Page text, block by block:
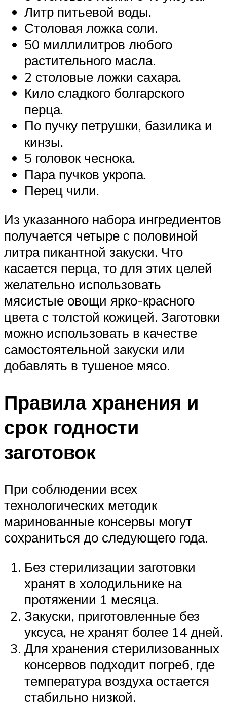
Литр питьевой воды.
Столовая ложка соли.
50 миллилитров любого
растительного масла.
2 столовые ложки сахара.
Кило сладкого болгарского
перца.
По пучку петрушки, базилика и
кинзы.
5 головок чеснока.
Пара пучков укропа.
Перец чили.
Из указанного набора ингредиентов
получается четыре с половиной
литра пикантной закуски. Что
касается перца, то для этих целей
желательно использовать
мясистые овощи ярко-красного
цвета с толстой кожицей. Заготовки
можно использовать в качестве
самостоятельной закуски или
добавлять в тушеное мясо.
Правила хранения и
срок годности
заготовок
При соблюдении всех
технологических методик
маринованные консервы могут
сохраниться до следующего года.
Без стерилизации заготовки
хранят в холодильнике на
протяжении 1 месяца.
Закуски, приготовленные без
уксуса, не хранят более 14 дней.
Для хранения стерилизованных
консервов подходит погреб, где
температура воздуха остается
стабильно низкой.